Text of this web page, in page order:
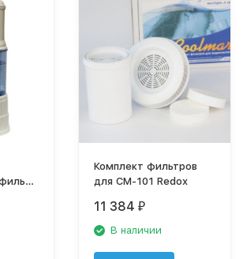
Комплект фильтров
для CM-101 Redox
11 384 ₽
В наличии